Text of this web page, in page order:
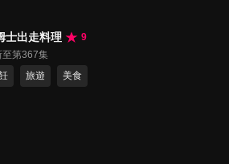
士出走料理
9
至第367集
旅遊 美食